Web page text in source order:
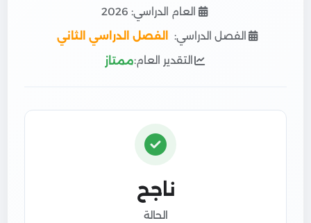
العام الدراسي: 2026
الفصل الدراسي:
الفصل الدراسي الثاني
التقدير العام:ممتاز
ناجح
الحالة